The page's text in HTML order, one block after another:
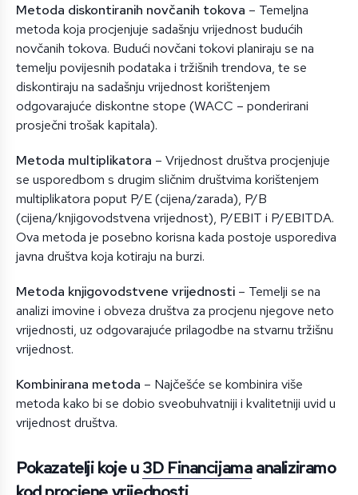
Metoda diskontiranih novčanih tokova – Temeljna
metoda koja procjenjuje sadašnju vrijednost budućih
novčanih tokova. Budući novčani tokovi planiraju se na
temelju povijesnih podataka i tržišnih trendova, te se
diskontiraju na sadašnju vrijednost korištenjem
odgovarajuće diskontne stope (WACC – ponderirani
prosječni trošak kapitala).
Metoda multiplikatora – Vrijednost društva procjenjuje
se usporedbom s drugim sličnim društvima korištenjem
multiplikatora poput P/E (cijena/zarada), P/B
(cijena/knjigovodstvena vrijednost), P/EBIT i P/EBITDA.
Ova metoda je posebno korisna kada postoje usporediva
javna društva koja kotiraju na burzi.
Metoda knjigovodstvene vrijednosti – Temelji se na
analizi imovine i obveza društva za procjenu njegove neto
vrijednosti, uz odgovarajuće prilagodbe na stvarnu tržišnu
vrijednost.
Kombinirana metoda – Najčešće se kombinira više
metoda kako bi se dobio sveobuhvatniji i kvalitetniji uvid u
vrijednost društva.
Pokazatelji koje u3D Financijamaanaliziramo